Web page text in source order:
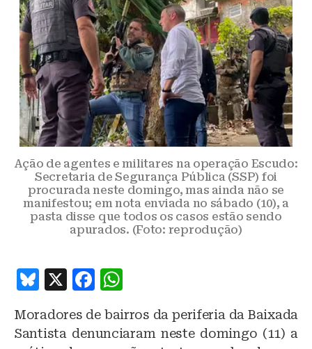
Ação de agentes e militares na operação Escudo:
Secretaria de Segurança Pública (SSP) foi
procurada neste domingo, mas ainda não se
manifestou; em nota enviada no sábado (10), a
pasta disse que todos os casos estão sendo
apurados. (Foto: reprodução)
B
e
X
F
c at
Moradores de bairros da periferia da Baixada
Santista denunciaram neste domingo (11) a